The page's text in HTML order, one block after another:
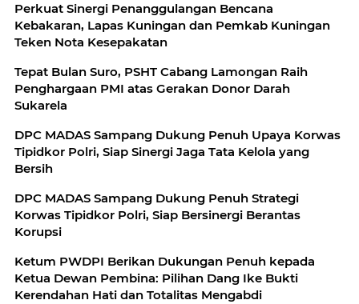
Perkuat Sinergi Penanggulangan Bencana
Kebakaran, Lapas Kuningan dan Pemkab Kuningan
Teken Nota Kesepakatan
Tepat Bulan Suro, PSHT Cabang Lamongan Raih
Penghargaan PMI atas Gerakan Donor Darah
Sukarela
DPC MADAS Sampang Dukung Penuh Upaya Korwas
Tipidkor Polri, Siap Sinergi Jaga Tata Kelola yang
Bersih
DPC MADAS Sampang Dukung Penuh Strategi
Korwas Tipidkor Polri, Siap Bersinergi Berantas
Korupsi
Ketum PWDPI Berikan Dukungan Penuh kepada
Ketua Dewan Pembina: Pilihan Dang Ike Bukti
Kerendahan Hati dan Totalitas Mengabdi